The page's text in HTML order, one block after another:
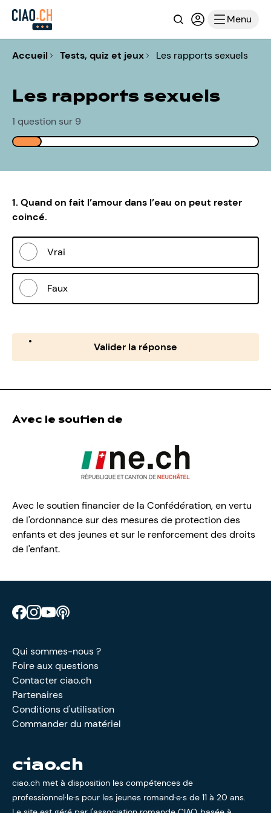
RechercheConnexion
Menu
Accueil Tests, quiz et jeux Les rapports sexuels
Les rapports sexuels
1 question sur 9
1. Quand on fait l’amour dans l’eau on peut rester
coincé.
Vrai
Faux
Valider la réponse
Avec le soutien de
Avec le soutien financier de la Confédération, en vertu
de l'ordonnance sur des mesures de protection des
enfants et des jeunes et sur le renforcement des droits
de l'enfant.
Retrouve CIAO sur Facebook
Retrouve CIAO sur Instagram
Retrouve CIAO sur YouTube
Qui sommes-nous ?
Foire aux questions
Contacter ciao.ch
Partenaires
Conditions d'utilisation
Commander du matériel
ciao.ch
ciao.ch met à disposition les compétences de
professionnel·le·s pour les jeunes romand·e·s de 11 à 20 ans.